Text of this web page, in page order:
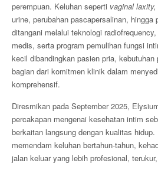
perempuan. Keluhan seperti vaginal
urine, perubahan pascapersalinan, hingga
ditangani melalui teknologi
medis, serta program pemulihan fungsi
kecil dibandingkan pasien pria, kebutuhan
bagian dari komitmen klinik dalam
komprehensif.
Diresmikan pada September 2025,
percakapan mengenai kesehatan intim
berkaitan langsung dengan kualitas
memendam keluhan bertahun-tahun,
jalan keluar yang lebih profesional,